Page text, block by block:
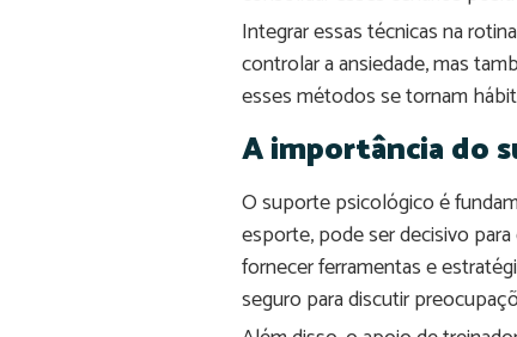
Integrar essas técnicas na
controlar a ansiedade, mas
esses métodos se tornam
A importância do
O suporte psicológico é
esporte, pode ser decisivo
fornecer ferramentas e
seguro para discutir